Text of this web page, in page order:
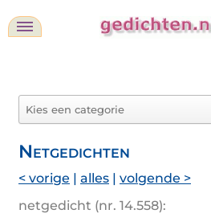
Netgedichten
< vorige | alles | volgende >
netgedicht (nr. 14.558):